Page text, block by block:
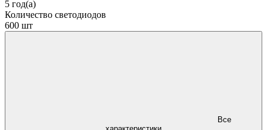
5 год(а)
Количество светодиодов
600 шт